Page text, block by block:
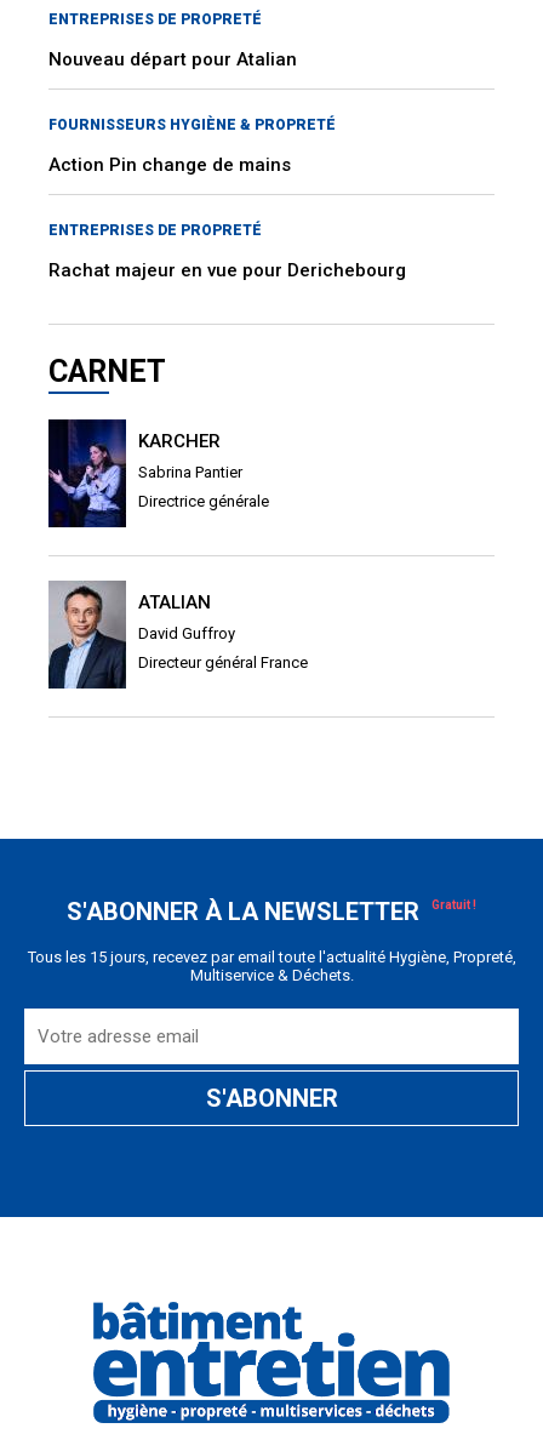
ENTREPRISES DE PROPRETÉ
Nouveau départ pour Atalian
FOURNISSEURS HYGIÈNE & PROPRETÉ
Action Pin change de mains
ENTREPRISES DE PROPRETÉ
Rachat majeur en vue pour Derichebourg
CARNET
KARCHER
Sabrina Pantier
Directrice générale
ATALIAN
David Guffroy
Directeur général France
S'ABONNER À LA NEWSLETTER
Tous les 15 jours, recevez par email toute l'actualité Hygiène, Propreté,
Multiservice & Déchets.